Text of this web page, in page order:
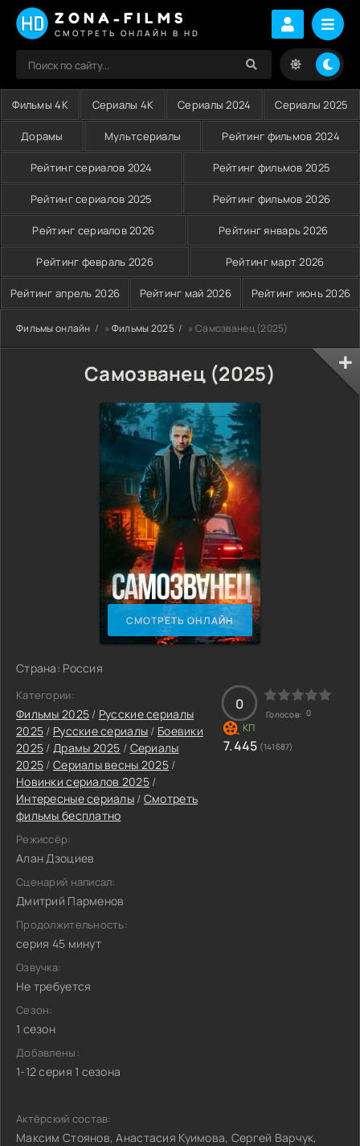
ZONA-FILMS
СМОТРЕТЬ ОНЛАЙН В HD
Фильмы 4K Сериалы 4K Сериалы 2024 Сериалы 2025
Дорамы Мультсериалы Рейтинг фильмов 2024
Рейтинг сериалов 2024 Рейтинг фильмов 2025
Рейтинг сериалов 2025 Рейтинг фильмов 2026
Рейтинг сериалов 2026 Рейтинг январь 2026
Рейтинг февраль 2026 Рейтинг март 2026
Рейтинг апрель 2026 Рейтинг май 2026 Рейтинг июнь 2026
Фильмы онлайн » Фильмы 2025 » Самозванец (2025)
Самозванец (2025)
СМОТРЕТЬ ОНЛАЙН
Страна: Россия
Категории:
Фильмы 2025 / Русские сериалы
2025 / Русские сериалы / Боевики
2025 / Драмы 2025 / Сериалы
2025 / Сериалы весны 2025 /
Новинки сериалов 2025/
Интересные сериалы / Смотреть
фильмы бесплатно
Режиссёр:
Алан Дзоциев
Сценарий написал:
Дмитрий Парменов
Продолжительность:
серия 45 минут
Озвучка:
Не требуется
Сезон:
1 сезон
Добавлены:
1-12 серия 1 сезона
0
Голосов: 0
7.445 (141687)
Актёрский состав:
Максим Стоянов, Анастасия Куимова, Сергей Варчук,